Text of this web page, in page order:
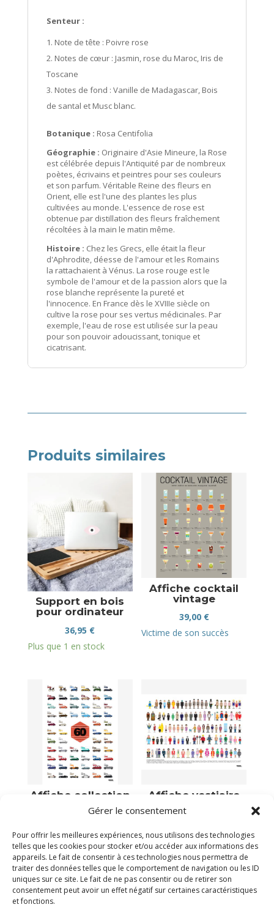
Gérer le consentement
Pour offrir les meilleures expériences, nous utilisons des technologies
telles que les cookies pour stocker et/ou accéder aux informations des
appareils. Le fait de consentir à ces technologies nous permettra de
traiter des données telles que le comportement de navigation ou les ID
uniques sur ce site. Le fait de ne pas consentir ou de retirer son
consentement peut avoir un effet négatif sur certaines caractéristiques
et fonctions.
Senteur :
Note de tête : Poivre rose
Notes de cœur : Jasmin, rose du Maroc, Iris de
Toscane
Notes de fond : Vanille de Madagascar, Bois
de santal et Musc blanc.
Botanique : Rosa Centifolia
Géographie : Originaire d'Asie Mineure, la Rose
est célébrée depuis l'Antiquité par de nombreux
poètes, écrivains et peintres pour ses couleurs
et son parfum. Véritable Reine des fleurs en
Orient, elle est l'une des plantes les plus
cultivées au monde. L'essence de rose est
obtenue par distillation des fleurs fraîchement
récoltées à la main le matin même.
Histoire : Chez les Grecs, elle était la fleur
d'Aphrodite, déesse de l'amour et les Romains
la rattachaient à Vénus. La rose rouge est le
symbole de l'amour et de la passion alors que la
rose blanche représente la pureté et
l'innocence. En France dès le XVIIIe siècle on
cultive la rose pour ses vertus médicinales. Par
exemple, l'eau de rose est utilisée sur la peau
pour son pouvoir adoucissant, tonique et
cicatrisant.
Produits similaires
Support en bois
pour ordinateur
36,95 €
Plus que 1 en stock
Affiche cocktail
vintage
39,00 €
Victime de son succès
Affiche collection
des voitures
mythiques
39,00€
Plus que 1 en stock
Affiche vestiaire
des célèbres films
comiques français
39,00€
Victime de son succès